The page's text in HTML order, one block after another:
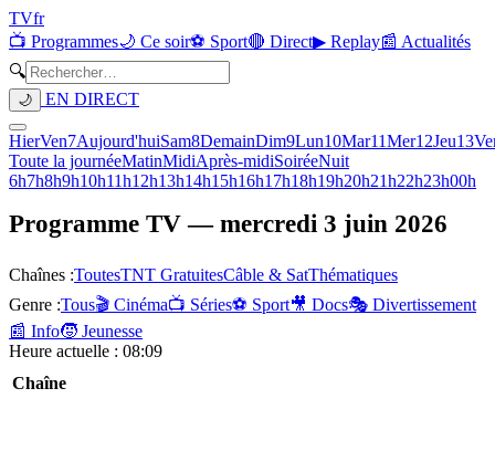
TVfr
📺 Programmes🌙 Ce soir⚽ Sport🔴 Direct▶ Replay📰 Actualités
🔍
🌙 EN DIRECT
HierVen7Aujourd'huiSam8DemainDim9Lun10Mar11Mer12Jeu13
Toute la journéeMatinMidiAprès-midiSoiréeNuit
6h7h8h9h10h11h12h13h14h15h16h17h18h19h20h21h22h23h00h
Programme TV —mercredi 3 juin 2026
Chaînes :ToutesTNT GratuitesCâble & SatThématiques
Genre :Tous🎬 Cinéma📺 Séries⚽ Sport🎥 Docs🎭 Divertissement
📰 Info🧒 Jeunesse
Heure actuelle : 08:09
Chaîne